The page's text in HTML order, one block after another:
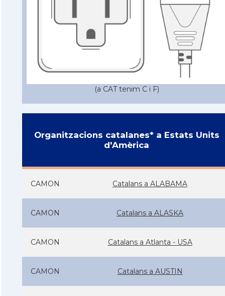
(a CAT tenim C i F)
Organitzacions catalanes* a Estats Units
d'Amèrica
CAMON Catalans a ALABAMA
CAMON Catalans a ALASKA
CAMON Catalans a Atlanta - USA
CAMON Catalans a AUSTIN